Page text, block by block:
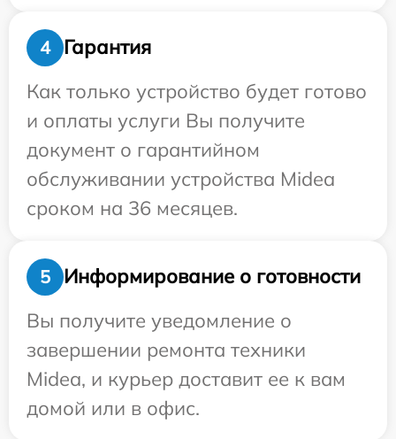
4
Гарантия
Как только устройство будет готово
и оплаты услуги Вы получите
документ о гарантийном
обслуживании устройства Midea
сроком на 36 месяцев.
5
Информирование о готовности
Вы получите уведомление о
завершении ремонта техники
Midea, и курьер доставит ее к вам
домой или в офис.